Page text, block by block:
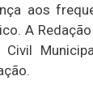
aos
A
Civil